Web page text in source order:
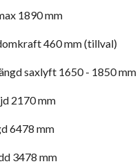
1890 mm
460 mm (tillval)
saxlyft 1650 - 1850 mm
2170 mm
6478 mm
3478 mm